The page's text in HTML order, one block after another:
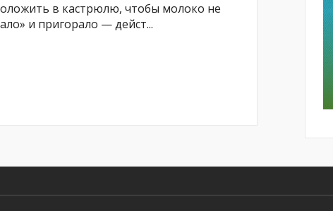
в кастрюлю, чтобы молоко не
и пригорало — дейст...